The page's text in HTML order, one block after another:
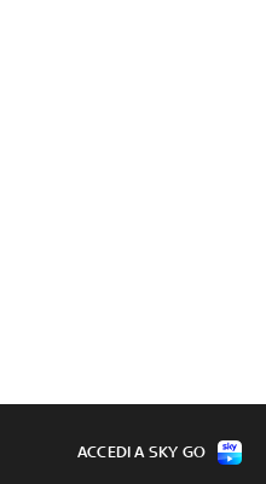
ACCEDI A SKY GO